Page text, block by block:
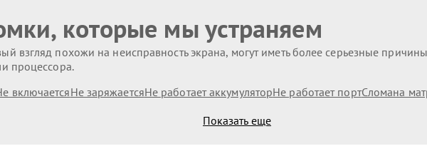
которые мы устраняем
взгляд похожи на неисправность экрана, могут иметь более серьезные
процессора.
включаетсяНе заряжаетсяНе работает аккумуляторНе работает портСломана
Показать еще